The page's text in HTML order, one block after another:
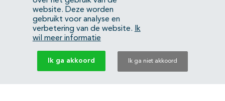
YouTubeLinkedIn
KvK Federatie Medisch Specialisten:40483480
Privacyverklaring
website. Deze worden
gebruikt voor analyse en
verbetering van de website.
Ik
wil meer informatie
Ik ga akkoord Ik ga niet akkoord